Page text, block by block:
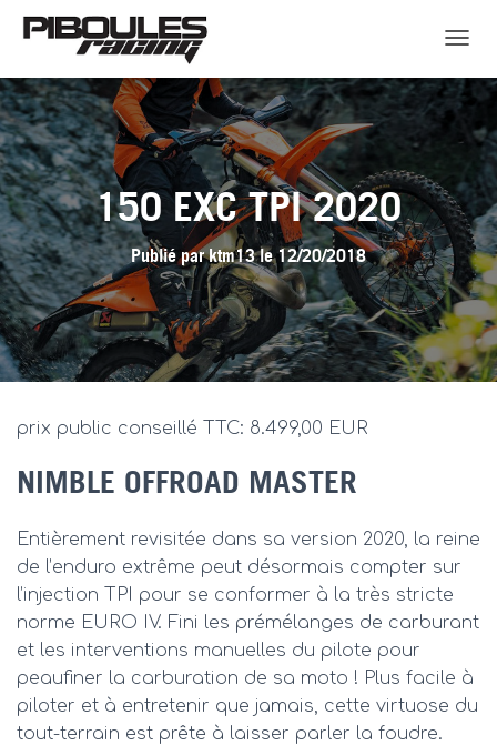
É
P
R
L
A
A
V
I
G
A
T
150 EXC TPI 2020
Publié parktm13le12/20/2018
prix public conseillé TTC: 8.499,00 EUR
NIMBLE OFFROAD MASTER
Entièrement revisitée dans sa version 2020, la reine
de l’enduro extrême peut désormais compter sur
l’injection TPI pour se conformer à la très stricte
norme EURO IV. Fini les prémélanges de carburant
et les interventions manuelles du pilote pour
peaufiner la carburation de sa moto ! Plus facile à
piloter et à entretenir que jamais, cette virtuose du
tout-terrain est prête à laisser parler la foudre.